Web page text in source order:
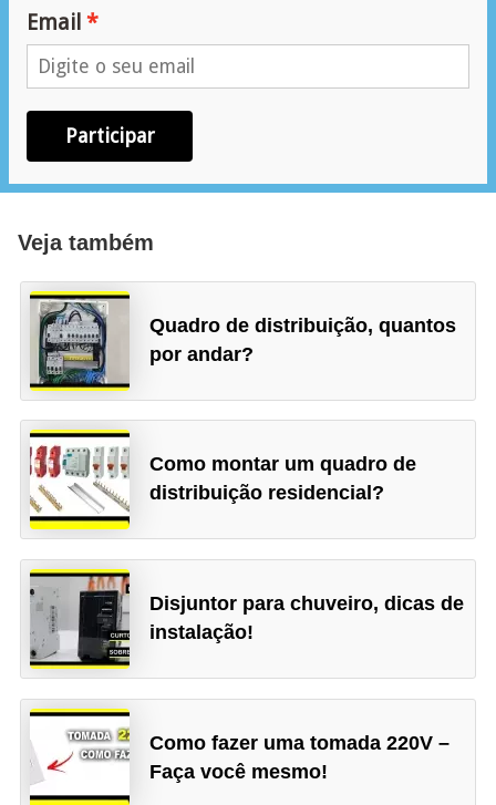
Email
Participar
Veja também
Quadro de distribuição, quantos
por andar?
Como montar um quadro de
distribuição residencial?
Disjuntor para chuveiro, dicas de
instalação!
Como fazer uma tomada 220V –
Faça você mesmo!
ã
o
P
o
j
t
o
s
e
e
s
q
u
e
m
a
s
e
é
t
r